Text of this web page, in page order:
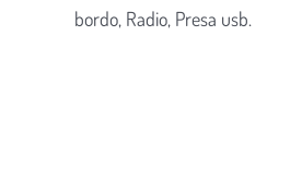
bordo, Radio, Presa usb.